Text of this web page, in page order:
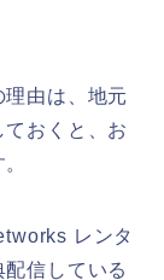
由は、地元
おくと、お
レンタ
信している